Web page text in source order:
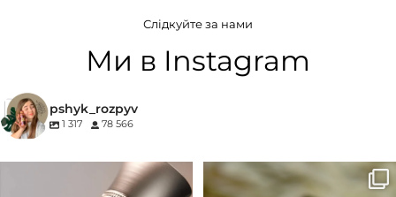
ГРУПА АРОМАТУ
Деревинні
КОНЦЕНТРАЦІЯ
Слідкуйте за нами
Ми в Instagram
pshyk_rozpyv
1 317 78 566
Для замовлення переходьте на
сайт або в Instagram...
Marc-Antoine Barrois B683 - це
запах вечора в